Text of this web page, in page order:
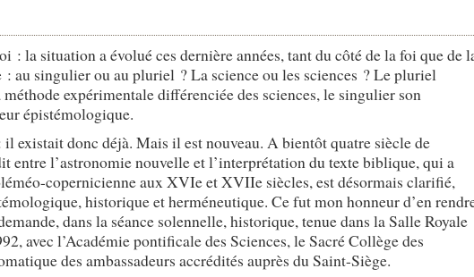
: la situation a évolué ces dernière années, tant du côté de la foi que de
: au singulier ou au pluriel ? La science ou les sciences ? Le pluriel
expérimentale différenciée des sciences, le singulier son
épistémologique.
existait donc déjà. Mais il est nouveau. A bientôt quatre siècle de
entre l’astronomie nouvelle et l’interprétation du texte biblique, qui a
copernicienne aux XVIe et XVIIe siècles, est désormais clarifié,
historique et herméneutique. Ce fut mon honneur d’en
dans la séance solennelle, historique, tenue dans la Salle Royale
avec l’Académie pontificale des Sciences, le Sacré Collège des
des ambassadeurs accrédités auprès du Saint-Siège.